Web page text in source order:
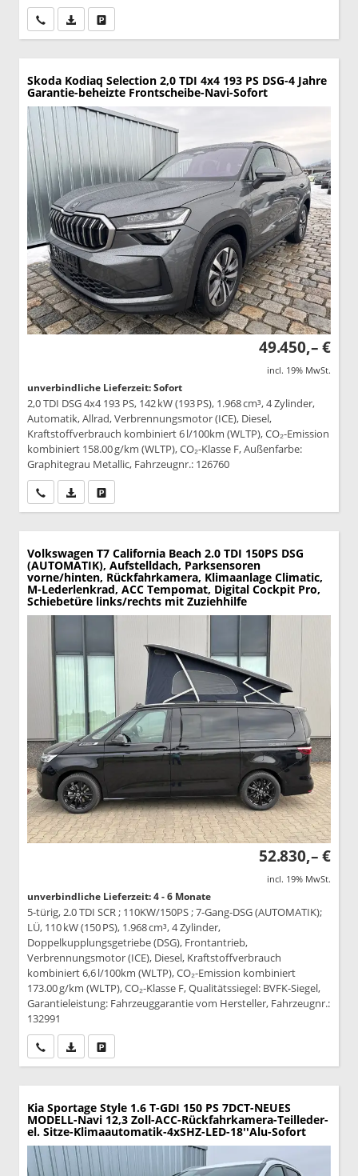
Wir rufen Sie anPDF-Datei, Fahrzeugexposé drucken
Skoda Kodiaq Selection 2,0 TDI 4x4 193 PS DSG-4 Jahre
Garantie-beheizte Frontscheibe-Navi-Sofort
49.450,– €
incl. 19% MwSt.
unverbindliche Lieferzeit: Sofort
2,0 TDI DSG 4x4 193 PS, 142 kW (193 PS), 1.968 cm³, 4 Zylinder,
Automatik, Allrad, Verbrennungsmotor (ICE), Diesel,
Kraftstoffverbrauch kombiniert 6 l/100km (WLTP), CO₂-Emission
kombiniert 158.00 g/km (WLTP), CO₂-Klasse F, Außenfarbe:
Graphitegrau Metallic, Fahrzeugnr.: 126760
Wir rufen Sie anPDF-Datei, Fahrzeugexposé drucken
Volkswagen T7 California Beach 2.0 TDI 150PS DSG
(AUTOMATIK), Aufstelldach, Parksensoren
vorne/hinten, Rückfahrkamera, Klimaanlage Climatic,
M-Lederlenkrad, ACC Tempomat, Digital Cockpit Pro,
Schiebetüre links/rechts mit Zuziehhilfe
52.830,– €
incl. 19% MwSt.
unverbindliche Lieferzeit: 4 - 6 Monate
5-türig, 2.0 TDI SCR ; 110KW/150PS ; 7-Gang-DSG (AUTOMATIK);
LÜ, 110 kW (150 PS), 1.968 cm³, 4 Zylinder,
Doppelkupplungsgetriebe (DSG), Frontantrieb,
Verbrennungsmotor (ICE), Diesel, Kraftstoffverbrauch
kombiniert 6,6 l/100km (WLTP), CO₂-Emission kombiniert
173.00 g/km (WLTP), CO₂-Klasse F, Qualitätssiegel: BVFK-Siegel,
Garantieleistung: Fahrzeuggarantie vom Hersteller, Fahrzeugnr.:
132991
Wir rufen Sie anPDF-Datei, Fahrzeugexposé drucken
Kia Sportage Style 1.6 T-GDI 150 PS 7DCT-NEUES
MODELL-Navi 12,3 Zoll-ACC-Rückfahrkamera-Teilleder-
el. Sitze-Klimaautomatik-4xSHZ-LED-18''Alu-Sofort